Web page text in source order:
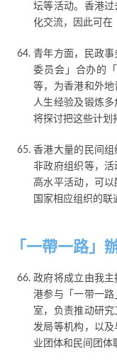
坛等活动。香港
化交流，因此可在
青年方面，民政
委员会」合办的
等，为香港和外
人生经验及锻炼
将探讨把这些计划
香港大量的民间
非政府组织等，
高水平活动，可
国家相应组织的联
「一帶一路」
政府将成立由我
港参与「一带一
室，负责推动研
发局等机构，以
业团体和民间团体